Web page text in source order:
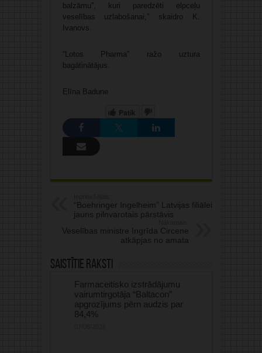
balzāmu”, kuri paredzēti elpceļu
veselības uzlabošanai,” skaidro K.
Ivanovs.
“Lotos Pharma” ražo uztura
bagātinātājus.
Elīna Badune
Patīk
“Boehringer Ingelheim” Latvijas filiālei
jauns pilnvarotais pārstāvis
Veselības ministre Ingrīda Circene
atkāpjas no amata
Saistītie raksti
Farmaceitisko izstrādājumu
vairumtirgotāja “Baltacon”
apgrozījums pērn audzis par
84,4%